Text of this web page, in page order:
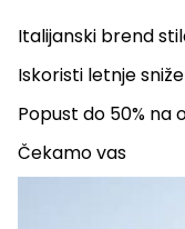
Italijanski brend
Iskoristi letnje
Popust do 50% na
Čekamo vas